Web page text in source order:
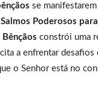
se
Poderosos
constrói uma
a enfrentar desafios
o Senhor está no